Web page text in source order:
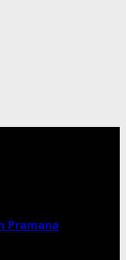
Pramana